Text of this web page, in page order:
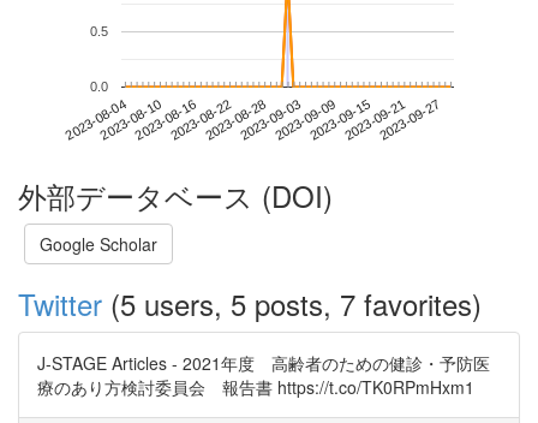
2023-08-042023-08-102023-08-162023-08-222023-08-282023-09-032023-09-092023-09-152023-09-212023-09-27
0.0
0.5
外部データベース (DOI)
Google Scholar
Twitter (5 users, 5 posts, 7 favorites)
J-STAGE Articles - 2021年度 高齢者のための健診・予防医
療のあり方検討委員会 報告書 https://t.co/TK0RPmHxm1